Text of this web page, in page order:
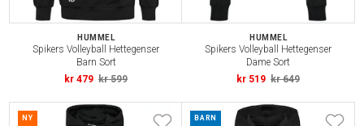
HUMMEL
Spikers Volleyball Hettegenser
Barn Sort
kr 479 kr 599
HUMMEL
Spikers Volleyball Hettegenser
Dame Sort
kr 519 kr 649
NY BARN